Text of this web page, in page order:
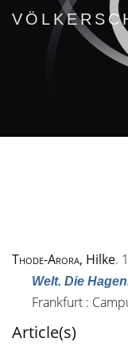
Thode-Arora, Hilke.
Welt. Die
Frankfurt :
Article(s)